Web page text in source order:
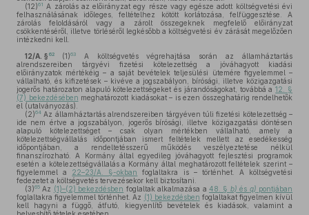
(12)61 A zárolás az előirányzat egy része vagy egésze adott költségvetési évi
felhasználásának időleges, feltételhez kötött korlátozása, felfüggesztése. A
zárolás feloldásáról vagy a zárolt összegeknek megfelelő előirányzat
csökkentéséről, illetve törléséről legkésőbb a költségvetési év zárását megelőzően
intézkedni kell.
12/A. § 62 (1)63A költségvetés végrehajtása során az államháztartás
alrendszereiben tárgyévi fizetési kötelezettség a jóváhagyott kiadási
előirányzatok mértékéig – a saját bevételek teljesülési ütemére figyelemmel –
vállalható, és kifizetések – kivéve a jogszabályon, bírósági, illetve közigazgatási
jogerős határozaton alapuló kötelezettségeket és járandóságokat, továbbá a12. §
(7) bekezdésében meghatározott kiadásokat – is ezen összeghatárig rendelhetők
el (utalványozás).
(2)64 Az államháztartás alrendszereiben tárgyéven túli fizetési kötelezettség –
ide nem értve a jogszabályon, jogerős bírósági, illetve közigazgatási döntésen
alapuló kötelezettséget – csak olyan mértékben vállalható, amely a
kötelezettségvállalás időpontjában ismert feltételek mellett az esedékesség
időpontjában, a rendeltetésszerű működés veszélyeztetése nélkül
finanszírozható. A Kormány által egyedileg jóváhagyott fejlesztési programok
esetén a kötelezettségvállalás a Kormány által meghatározott feltételek szerint –
figyelemmel a 22–23/A. §-okban
foglaltakra is – történhet. A költségvetési
fedezetet a költségvetés tervezésekor kell biztosítani.
(3)65 Az (1)–(2) bekezdésben foglaltak alkalmazása a 48. § b) és q) pontjában
foglaltakra figyelemmel történhet. Az (1) bekezdésben foglaltakat figyelmen kívül
kell hagyni a függő, átfutó, kiegyenlítő bevételek és kiadások, valamint a